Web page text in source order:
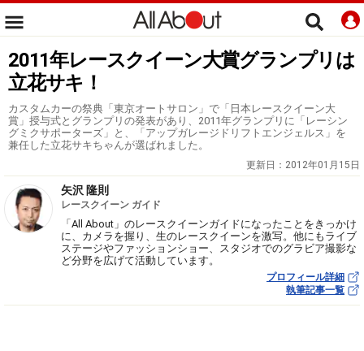
2011年レースクイーン大賞グランプリは
立花サキ！
カスタムカーの祭典「東京オートサロン」で「日本レースクイーン大
賞」授与式とグランプリの発表があり、2011年グランプリに「レーシン
グミクサポーターズ」と、「アップガレージドリフトエンジェルス」を
兼任した立花サキちゃんが選ばれました。
更新日： 2012年01月15日
矢沢 隆則
レースクイーン ガイド
「All About」のレースクイーンガイドになったことをきっかけ
に、カメラを握り、生のレースクイーンを激写。他にもライブ
ステージやファッションショー、スタジオでのグラビア撮影な
ど分野を広げて活動しています。
プロフィール詳細
執筆記事一覧